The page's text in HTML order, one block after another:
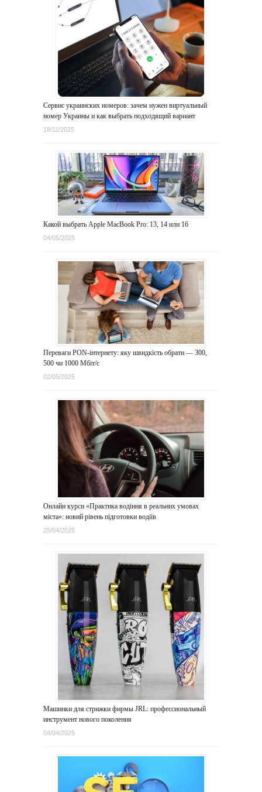
Сервис украинских номеров: зачем нужен виртуальный
номер Украины и как выбрать подходящий вариант
18/11/2025
Какой выбрать Apple MacBook Pro: 13, 14 или 16
04/05/2025
Переваги PON-інтернету: яку швидкість обрати — 300,
500 чи 1000 Мбіт/с
02/05/2025
Онлайн курси «Практика водіння в реальних умовах
міста»: новий рівень підготовки водіїв
25/04/2025
Машинки для стрижки фирмы JRL: профессиональный
инструмент нового поколения
04/04/2025